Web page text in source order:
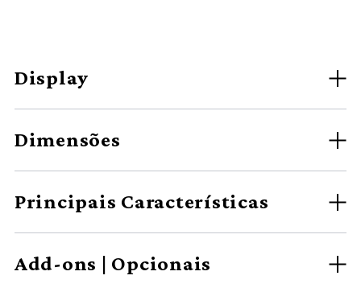
Display
Dimensões
Principais Características
Add-ons | Opcionais